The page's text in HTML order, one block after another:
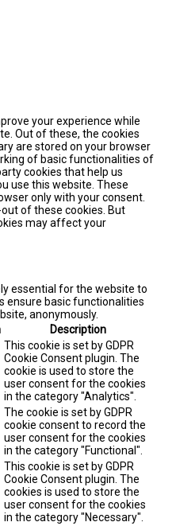
your experience while
Out of these, the cookies
are stored on your browser
of basic functionalities of
cookies that help us
use this website. These
only with your consent.
of these cookies. But
may affect your
essential for the website to
ensure basic functionalities
anonymously.
Description
This cookie is set by GDPR
Cookie Consent plugin. The
cookie is used to store the
user consent for the cookies
in the category "Analytics".
The cookie is set by GDPR
cookie consent to record the
user consent for the cookies
in the category "Functional".
This cookie is set by GDPR
Cookie Consent plugin. The
cookies is used to store the
user consent for the cookies
in the category "Necessary".